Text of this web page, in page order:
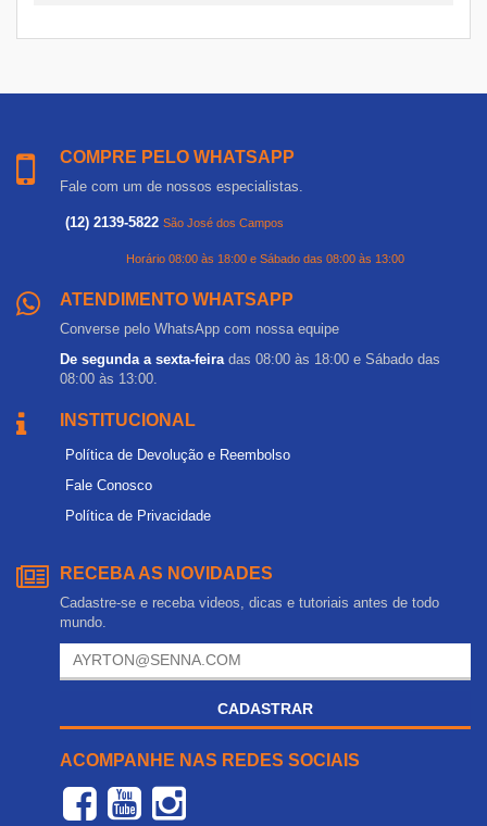
COMPRE PELO WHATSAPP
Fale com um de nossos especialistas.
(12) 2139-5822 São José dos Campos
Horário 08:00 às 18:00 e Sábado das 08:00 às 13:00
ATENDIMENTO WHATSAPP
Converse pelo WhatsApp com nossa equipe
De segunda a sexta-feira das 08:00 às 18:00 e Sábado das
08:00 às 13:00.
INSTITUCIONAL
Política de Devolução e Reembolso
Fale Conosco
Política de Privacidade
RECEBA AS NOVIDADES
Cadastre-se e receba videos, dicas e tutoriais antes de todo
mundo.
CADASTRAR
ACOMPANHE NAS REDES SOCIAIS